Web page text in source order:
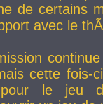
de certains
avec le
cette fois-
le jeu